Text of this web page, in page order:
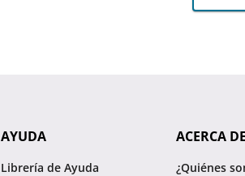
AYUDA
Librería de Ayuda
ACERCA DE
¿Quiénes